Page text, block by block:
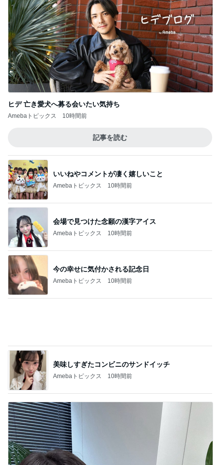
ヒデ 亡き愛犬へ募る会いたい気持ち
Amebaトピックス 10時間前
記事を読む
いいねやコメントが凄く嬉しいこと
Amebaトピックス 10時間前
会場で見つけた念願の漢字アイス
Amebaトピックス 10時間前
今の幸せに気付かされる記念日
Amebaトピックス 10時間前
美味しすぎたコンビニのサンドイッチ
Amebaトピックス 10時間前